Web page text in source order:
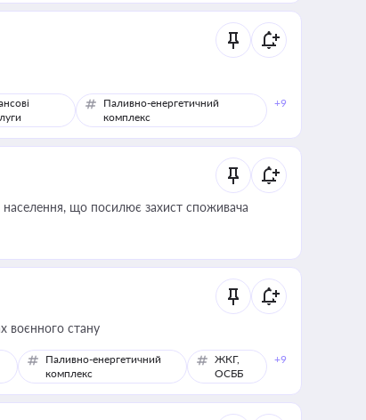
Паливно-енергетичний
комплекс
+9
населення, що посилює захист споживача
воєнного стану
Паливно-енергетичний
комплекс
ЖКГ,
ОСББ
+9